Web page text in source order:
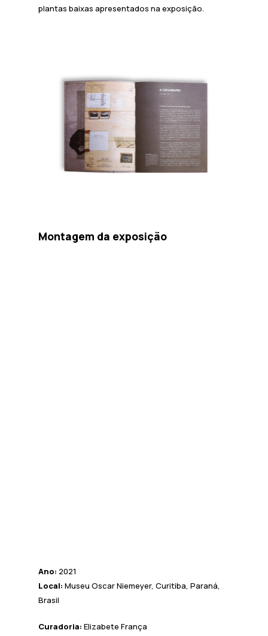
plantas baixas apresentados na exposição.
Montagem da exposição
Ano: 2021
Local: Museu Oscar Niemeyer, Curitiba, Paraná,
Brasil
Curadoria: Elizabete França